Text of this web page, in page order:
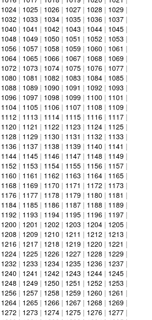
1024 | 1025 | 1026 | 1027 | 1028 | 1029 |
1032 | 1033 | 1034 | 1035 | 1036 | 1037 |
1040 | 1041 | 1042 | 1043 | 1044 | 1045 |
1048 | 1049 | 1050 | 1051 | 1052 | 1053 |
1056 | 1057 | 1058 | 1059 | 1060 | 1061 |
1064 | 1065 | 1066 | 1067 | 1068 | 1069 |
1072 | 1073 | 1074 | 1075 | 1076 | 1077 |
1080 | 1081 | 1082 | 1083 | 1084 | 1085 |
1088 | 1089 | 1090 | 1091 | 1092 | 1093 |
1096 | 1097 | 1098 | 1099 | 1100 | 1101 |
1104 | 1105 | 1106 | 1107 | 1108 | 1109 |
1112 | 1113 | 1114 | 1115 | 1116 | 1117 |
1120 | 1121 | 1122 | 1123 | 1124 | 1125 |
1128 | 1129 | 1130 | 1131 | 1132 | 1133 |
1136 | 1137 | 1138 | 1139 | 1140 | 1141 |
1144 | 1145 | 1146 | 1147 | 1148 | 1149 |
1152 | 1153 | 1154 | 1155 | 1156 | 1157 |
1160 | 1161 | 1162 | 1163 | 1164 | 1165 |
1168 | 1169 | 1170 | 1171 | 1172 | 1173 |
1176 | 1177 | 1178 | 1179 | 1180 | 1181 |
1184 | 1185 | 1186 | 1187 | 1188 | 1189 |
1192 | 1193 | 1194 | 1195 | 1196 | 1197 |
1200 | 1201 | 1202 | 1203 | 1204 | 1205 |
1208 | 1209 | 1210 | 1211 | 1212 | 1213 |
1216 | 1217 | 1218 | 1219 | 1220 | 1221 |
1224 | 1225 | 1226 | 1227 | 1228 | 1229 |
1232 | 1233 | 1234 | 1235 | 1236 | 1237 |
1240 | 1241 | 1242 | 1243 | 1244 | 1245 |
1248 | 1249 | 1250 | 1251 | 1252 | 1253 |
1256 | 1257 | 1258 | 1259 | 1260 | 1261 |
1264 | 1265 | 1266 | 1267 | 1268 | 1269 |
1272 | 1273 | 1274 | 1275 | 1276 | 1277 |